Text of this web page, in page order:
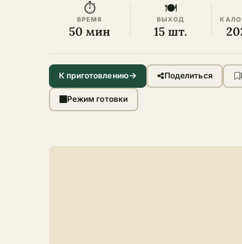
⏱
ВРЕМЯ
50 мин
🍽
ВЫХОД
15 шт.
К приготовлению Поделиться
Режим готовки